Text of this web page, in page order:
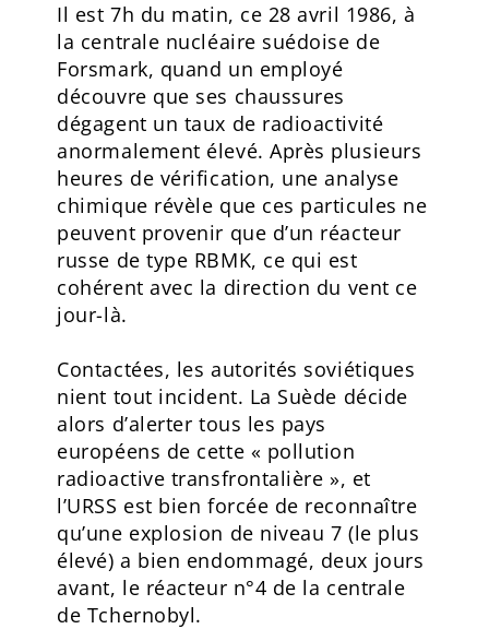
Il est 7h du matin, ce 28 avril 1986, à
la centrale nucléaire suédoise de
Forsmark, quand un employé
découvre que ses chaussures
dégagent un taux de radioactivité
anormalement élevé. Après plusieurs
heures de vérification, une analyse
chimique révèle que ces particules ne
peuvent provenir que d’un réacteur
russe de type RBMK, ce qui est
cohérent avec la direction du vent ce
jour-là.
Contactées, les autorités soviétiques
nient tout incident. La Suède décide
alors d’alerter tous les pays
européens de cette « pollution
radioactive transfrontalière », et
l’URSS est bien forcée de reconnaître
qu’une explosion de niveau 7 (le plus
élevé) a bien endommagé, deux jours
avant, le réacteur n°4 de la centrale
de Tchernobyl.